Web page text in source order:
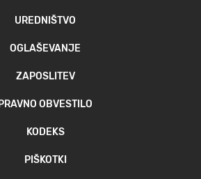
UREDNIŠTVO
OGLAŠEVANJE
ZAPOSLITEV
PRAVNO OBVESTILO
KODEKS
PIŠKOTKI